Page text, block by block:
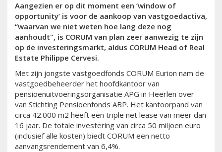
Aangezien er op dit moment een ‘window of
opportunity’ is voor de aankoop van vastgoedactiva,
“waarvan we niet weten hoe lang deze nog
aanhoudt", is CORUM van plan zeer aanwezig te zijn
op de investeringsmarkt, aldus CORUM Head of Real
Estate Philippe Cervesi.
Met zijn jongste vastgoedfonds CORUM Eurion nam de
vastgoedbeheerder het hoofdkantoor van
pensioenuitvoeringsorganisatie APG in Heerlen over
van Stichting Pensioenfonds ABP. Het kantoorpand van
circa 42.000 m2 heeft een triple net lease van meer dan
16 jaar. De totale investering van circa 50 miljoen euro
(inclusief alle kosten) biedt CORUM een netto
aanvangsrendement van 6,4%.